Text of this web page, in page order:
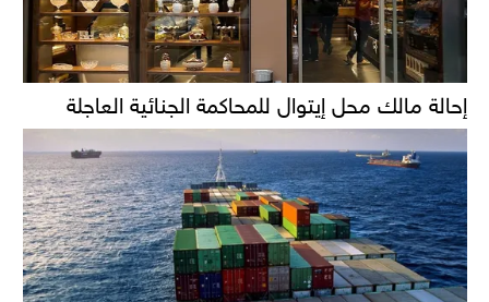
إحالة مالك محل إيتوال للمحاكمة الجنائية العاجلة